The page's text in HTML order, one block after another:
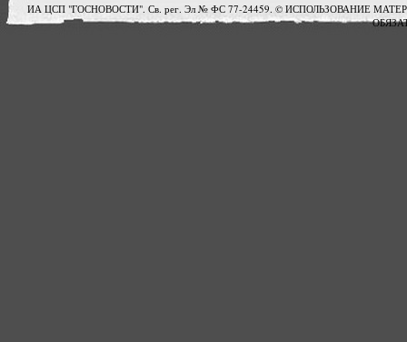
ИА ЦСП "ГОСНОВОСТИ". Св. рег. Эл № ФС 77-24459. © ИСПОЛЬЗОВАНИЕ